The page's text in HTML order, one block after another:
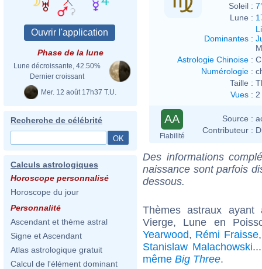
Phase de la lune
Lune décroissante, 42.50%
Dernier croissant
Mer. 12 août 17h37 T.U.
Recherche de célébrité
Calculs astrologiques
Horoscope personnalisé
Horoscope du jour
Personnalité
Ascendant et thème astral
Signe et Ascendant
Atlas astrologique gratuit
Calcul de l'élément dominant
Soleil :
Lune :
Dominantes :
Astrologie Chinoise :
Numérologie :
Taille :
Vues :
AA
Fiabilité
Source :
Contributeur :
Des informations
naissance sont parfois
dessous.
Thèmes astraux
Vierge, Lune en
Yearwood, Rémi Fraisse
Stanislaw Malachowski
même Big Three.